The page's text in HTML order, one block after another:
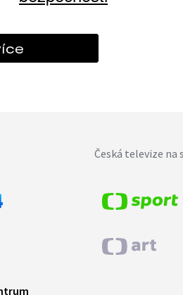
Česká televize na